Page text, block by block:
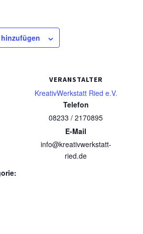
VERANSTALTER
KreativWerkstatt Ried e.V.
Telefon
08233 / 2170895
E-Mail
info@kreativwerkstatt-
ried.de